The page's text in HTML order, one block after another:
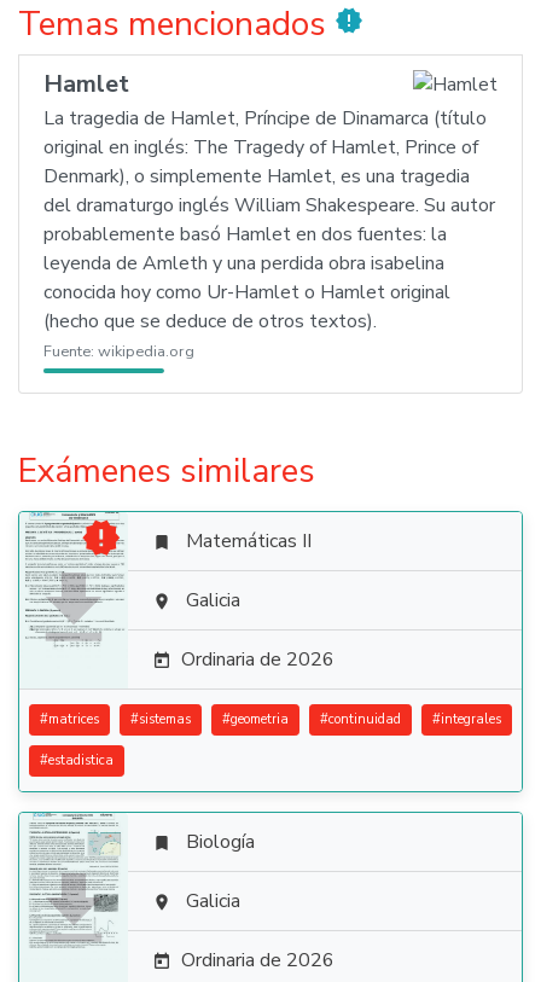
Temas mencionados new_releases
Hamlet
La tragedia de Hamlet, Príncipe de Dinamarca (título
original en inglés: The Tragedy of Hamlet, Prince of
Denmark), o simplemente Hamlet, es una tragedia
del dramaturgo inglés William Shakespeare. Su autor
probablemente basó Hamlet en dos fuentes: la
leyenda de Amleth y una perdida obra isabelina
conocida hoy como Ur-Hamlet o Hamlet original
(hecho que se deduce de otros textos).
Fuente: wikipedia.org
Exámenes similares

  Matemáticas II
 Galicia
 Ordinaria de 2026
#matrices #sistemas #geometria #continuidad #integrales
#estadistica

 Biología
 Galicia
 Ordinaria de 2026